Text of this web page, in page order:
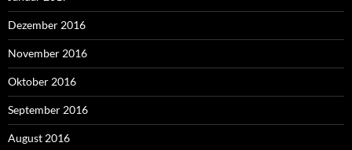
Dezember 2016
November 2016
Oktober 2016
September 2016
August 2016